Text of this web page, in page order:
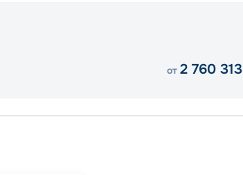
от 2 760 313